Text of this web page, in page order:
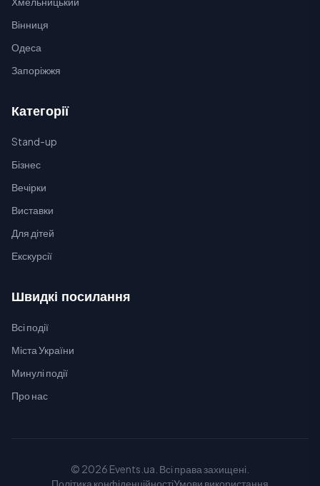
Вінниця
Одеса
Запоріжжя
Категорії
Stand-up
Бізнес
Вечірки
Виставки
Для дітей
Екскурсії
Швидкі посилання
Всі події
Міста України
Минулі події
Про нас
© 2026 Events.ua. Всі права захищені.
Політика конфіденційностіУмови використання